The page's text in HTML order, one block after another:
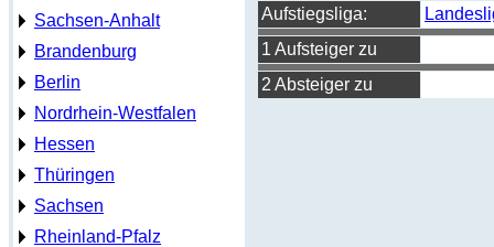
Sachsen-Anhalt
Brandenburg
Berlin
Nordrhein-Westfalen
Hessen
Thüringen
Sachsen
Rheinland-Pfalz
Aufstiegsliga:
1 Aufsteiger zu
2 Absteiger zu